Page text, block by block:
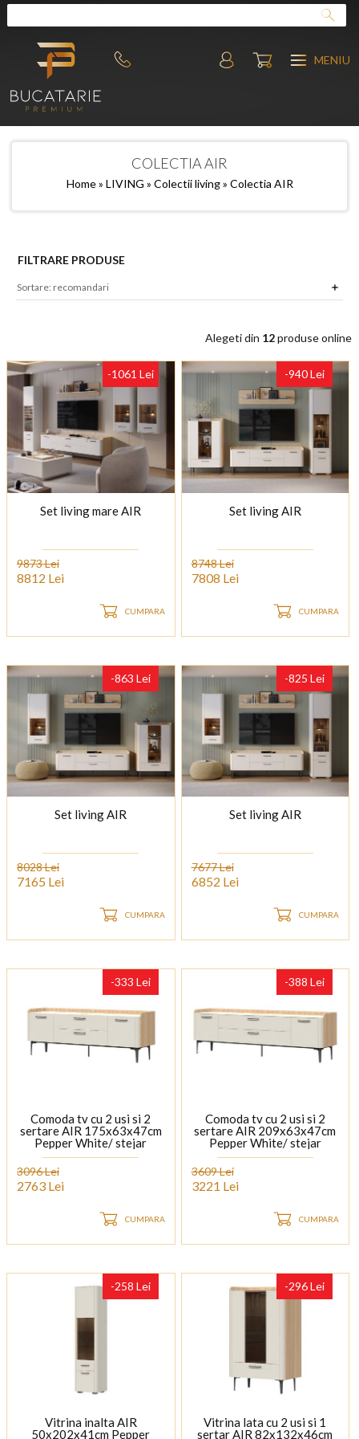
MENIU
COLECTIA AIR
Home» LIVING » Colectii living» Colectia AIR
FILTRARE PRODUSE
Alegeti din 12produse online
-1061 Lei
Set living mare AIR
9873 Lei
8812 Lei
CUMPARA
-940 Lei
Set living AIR
8748 Lei
7808 Lei
CUMPARA
-863 Lei
Set living AIR
8028 Lei
7165 Lei
CUMPARA
-825 Lei
Set living AIR
7677 Lei
6852 Lei
CUMPARA
-333 Lei
Comoda tv cu 2 usi si 2
sertare AIR 175x63x47cm
Pepper White/ stejar
Furneo - sticla cu model de
marmura Calcatta Oro,
cadru, picioare si manere
3096 Lei
2763 Lei
CUMPARA
-388 Lei
Comoda tv cu 2 usi si 2
sertare AIR 209x63x47cm
Pepper White/ stejar
Furneo - sticla cu model de
marmura Calcatta Oro,
cadru, picioare si manere
3609 Lei
3221 Lei
CUMPARA
-258 Lei
Vitrina inalta AIR
50x202x41cm Pepper
-296 Lei
Vitrina lata cu 2 usi si 1
sertar AIR 82x132x46cm